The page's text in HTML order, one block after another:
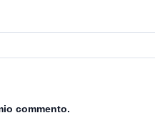
commento.